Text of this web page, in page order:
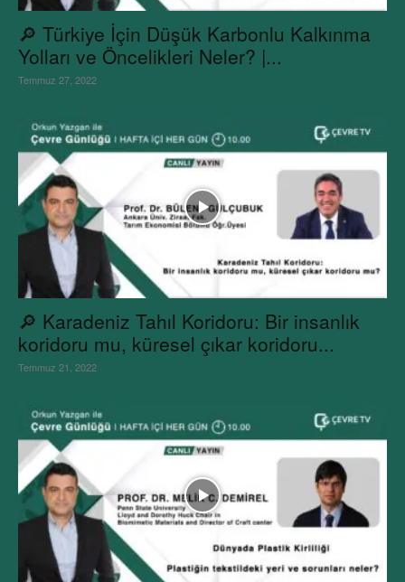
🔎 Türkiye İçin Düşük Karbonlu Kalkınma
Yolları ve Öncelikleri Neler? |...
Temmuz 27, 2022
🔎 Karadeniz Tahıl Koridoru: Bir insanlık
koridoru mu, küresel çıkar koridoru...
Temmuz 21, 2022